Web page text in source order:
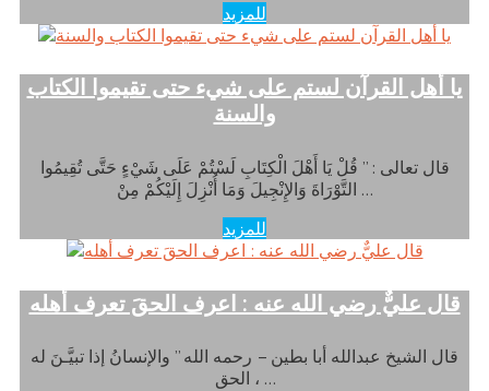
للمزيد
يا أهل القرآن لستم على شيء حتى تقيموا الكتاب
والسنة
قال تعالى : ” قُلْ يَا أَهْلَ الْكِتَابِ لَسْتُمْ عَلَى شَيْءٍ حَتَّى تُقِيمُوا
التَّوْرَاةَ وَالإِنْجِيلَ وَمَا أُنْزِلَ إِلَيْكُمْ مِنْ …
للمزيد
قال عليٌّ رضي الله عنه : اعرف الحقَ تعرف أهله
قال الشيخ عبدالله أبا بطين – رحمه الله ” والإنسانُ إذا تبيَّـنَ له
الحق ، …